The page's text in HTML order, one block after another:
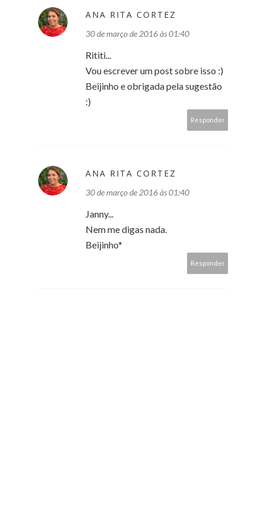
ANA RITA CORTEZ
30 de março de 2016 às 01:40
Rititi...
Vou escrever um post sobre isso :)
Beijinho e obrigada pela sugestão
:)
Responder
ANA RITA CORTEZ
30 de março de 2016 às 01:40
Janny...
Nem me digas nada.
Beijinho*
Responder